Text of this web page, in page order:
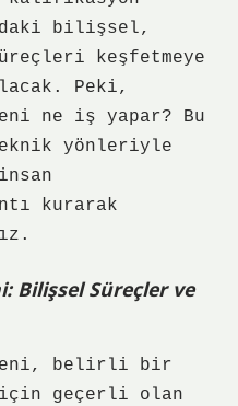
bilişsel,
keşfetmeye
Peki,
ne iş yapar? Bu
yönleriyle
kurarak
Bilişsel Süreçler ve
belirli bir
için geçerli olan